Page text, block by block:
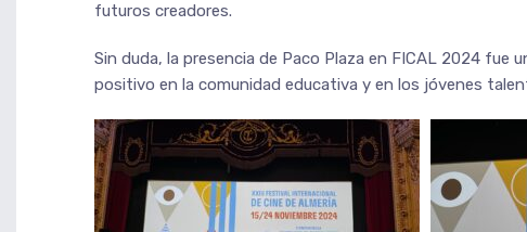
futuros creadores.
Sin duda, la presencia de Paco Plaza en FICAL 2024
positivo en la comunidad educativa y en los jóvenes